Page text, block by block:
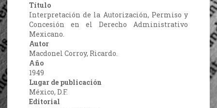
Título
Interpretación de la Autorización, Permiso y
Concesión en el Derecho Administrativo
Mexicano.
Autor
Macdonel Corroy, Ricardo.
Año
1949
Lugar de publicación
México, D.F.
Editorial